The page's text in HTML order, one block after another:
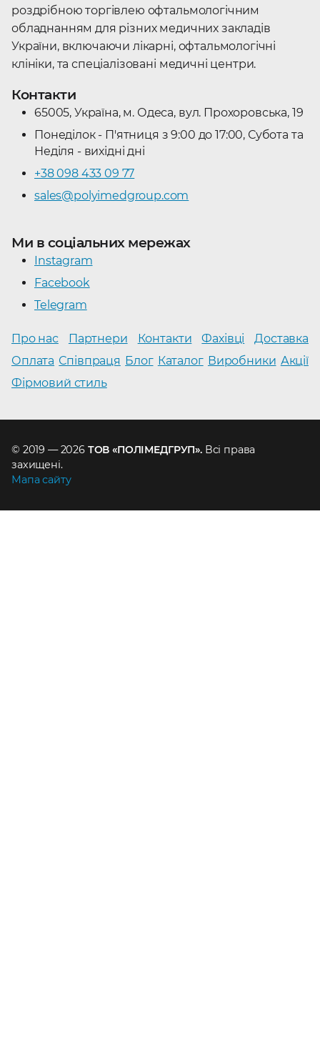
роздрібною торгівлею офтальмологічним
обладнанням для різних медичних закладів
України, включаючи лікарні, офтальмологічні
клініки, та спеціалізовані медичні центри.
Контакти
65005, Україна, м. Одеса, вул. Прохоровська, 19
Понеділок - П'ятниця з 9:00 до 17:00, Субота та
Неділя - вихідні дні
+38 098 433 09 77
sales@polyimedgroup.com
Ми в соціальних мережах
Instagram
Facebook
Telegram
Про нас Партнери Контакти Фахівці
Доставка
Оплата Співпраця Блог Каталог Виробники Акції
Фірмовий стиль
© 2019 — 2026 ТОВ «ПОЛІМЕДГРУП».Всі права
захищені.
Мапа сайту